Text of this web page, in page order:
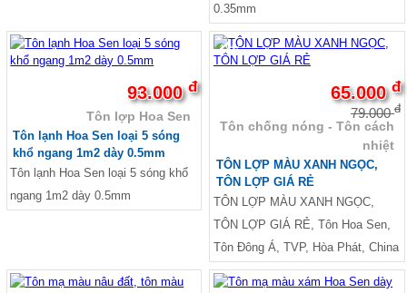
Ván coppha đen 4m, Bảng báo giá ván copha
Ván coppha màu vàng 4 m, Bảng báo giá ván
cốp pha 2021
Giá cốp pha màu cam, Giá cốp pha xây dựng,
Ván coppha màu cam
Ván ép phủ keo, Ván cốp pha phủ keo, Ván
coppha phủ keo
Ván coppha Mỹ Anh, Ván cốp pha chất lượng,
Giá ván coppha Mỹ Anh
Ván coppha đỏ 4m, Ván cốp pha đen, Ván
Coppha Mỹ Anh, Ván Bình Minh, Ván coppha
Ván coppha Bình Minh, Bảng báo giá ván bình
Minh, Ván cốp pha chất lượng
0.35mm
93.000đ
Tôn lợp Hoa Sen
Tôn lạnh Hoa Sen loại 5 sóng
khổ ngang 1m2 dày 0.5mm
Tôn lạnh Hoa Sen loại 5 sóng khổ
ngang 1m2 dày 0.5mm
-18%
65.000đ
79.000đ
Tôn chống nóng - Tôn cách
nhiệt
TÔN LỢP MÀU XANH NGỌC,
TÔN LỢP GIÁ RẺ
TÔN LỢP MÀU XANH NGỌC,
TÔN LỢP GIÁ RẺ, Tôn Hoa Sen,
Tôn Đông Á, TVP, Hòa Phát, China